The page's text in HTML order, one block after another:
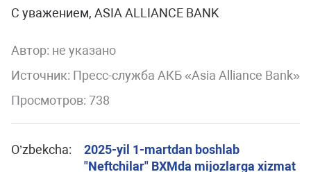
С уважением, ASIA ALLIANCE BANK
Автор: не указано
Источник: Пресс-служба АКБ «Asia Alliance Bank»
Просмотров: 738
O’zbekcha:
2025-yil 1-martdan boshlab
"Neftchilar" BXMda mijozlarga xizmat